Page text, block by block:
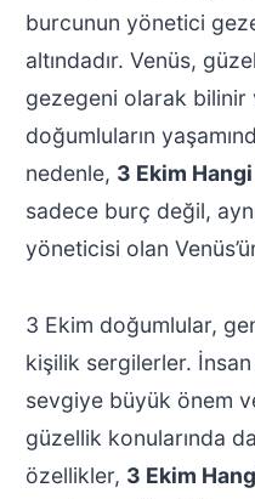
burcunun yönetici
altındadır. Venüs,
gezegeni olarak bilinir
doğumluların
nedenle, 3 Ekim
sadece burç değil,
yöneticisi olan
3 Ekim doğumlular,
kişilik sergilerler.
sevgiye büyük önem
güzellik konularında
özellikler, 3 Ekim